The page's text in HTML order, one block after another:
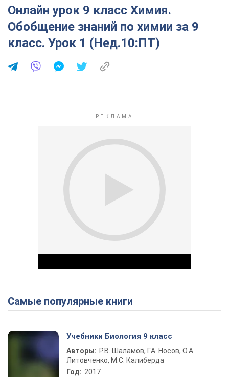
Онлайн урок 9 класс Химия.
Обобщение знаний по химии за 9
класс. Урок 1 (Нед.10:ПТ)
Play Video
Самые популярные книги
Учебники Биология 9 класс
Авторы: Р.В. Шаламов, Г.А. Носов, О.А.
Литовченко, М.С. Калиберда
Год: 2017